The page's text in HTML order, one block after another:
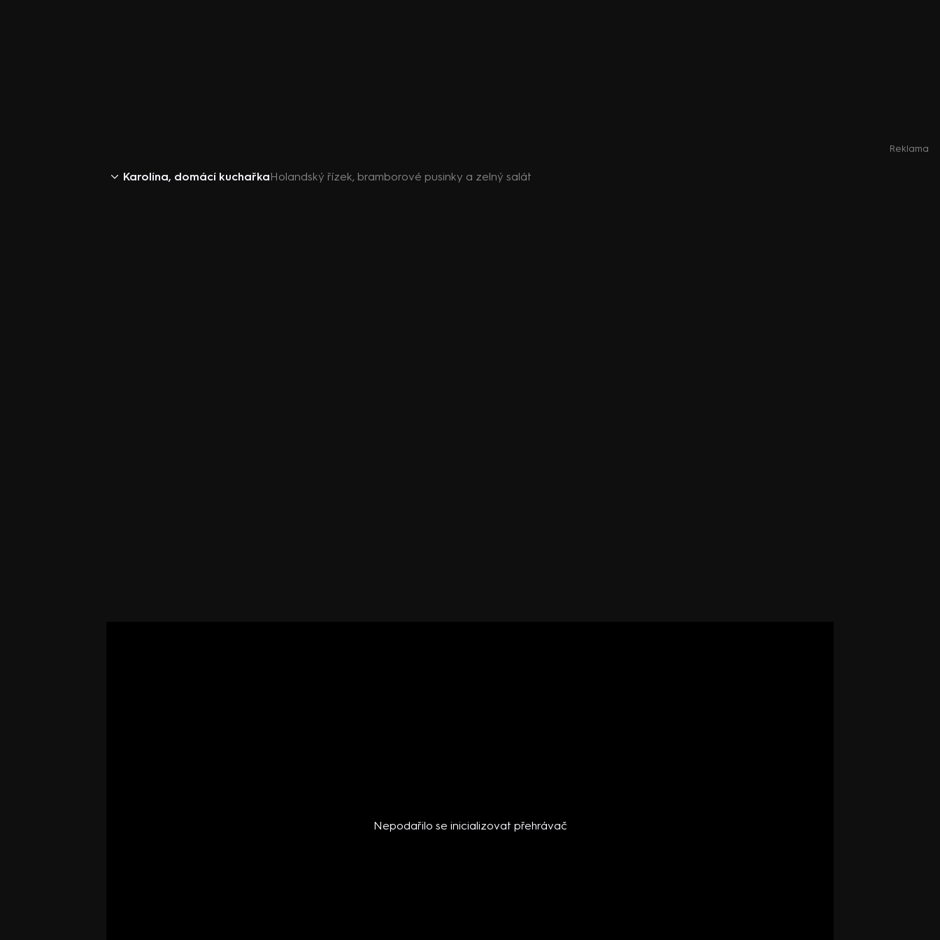
Reklama
Karolína, domácí kuchařkaHolandský řízek, bramborové pusinky a zelný salát
Nepodařilo se inicializovat přehrávač